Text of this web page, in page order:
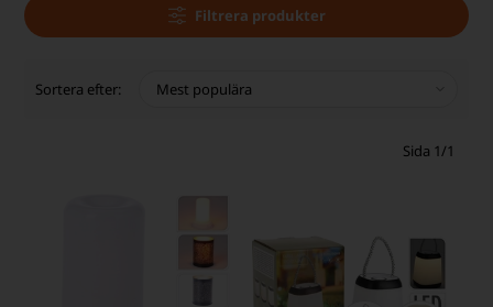
Filtrera produkter
Sortera efter:
Sida 1/1